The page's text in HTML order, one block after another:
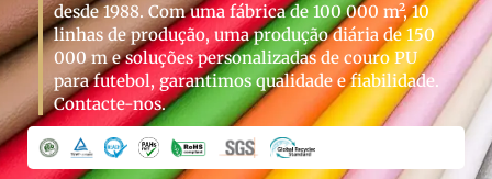
desde 1988. Com uma fábrica de 100 000 m², 10
linhas de produção, uma produção diária de 150
000 m e soluções personalizadas de couro PU
para futebol, garantimos qualidade e fiabilidade.
Contacte-nos.